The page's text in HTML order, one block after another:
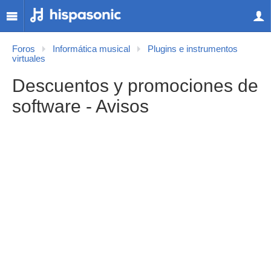
Foros Informática musical
Plugins e instrumentos
virtuales
Descuentos y promociones de
software - Avisos